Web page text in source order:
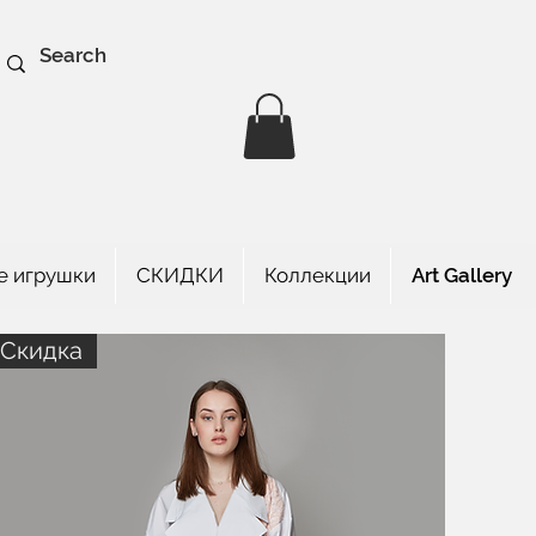
игрушки СКИДКИ Коллекции Art Gallery
Скидка